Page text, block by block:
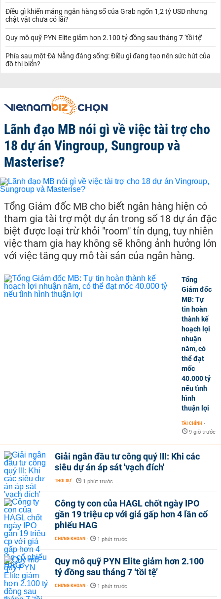
Điều gì khiến mảng ngân hàng số của Grab ngốn 1,2 tỷ USD nhưng
chật vật chưa có lãi?
Quy mô quỹ PYN Elite giảm hơn 2.100 tỷ đồng sau tháng 7 ‘tồi tệ’
Phía sau một Đà Nẵng đáng sống: Điều gì đang tạo nên sức hút của
đô thị biển?
Lãnh đạo MB nói gì về việc tài trợ cho
18 dự án Vingroup, Sungroup và
Masterise?
Tổng Giám đốc MB cho biết ngân hàng hiện có
tham gia tài trợ một dự án trong số 18 dự án đặc
biệt được loại trừ khỏi "room" tín dụng, tuy nhiên
việc tham gia hay không sẽ không ảnh hưởng lớn
với việc tăng quy mô tài sản của ngân hàng.
Tổng
Giám đốc
MB: Tự
tin hoàn
thành kế
hoạch lợi
nhuận
năm, có
thể đạt
mốc
40.000 tỷ
nếu tình
hình
thuận lợi
TÀI CHÍNH -
9 giờ trước
Giải ngân đầu tư công quý III: Khi các
siêu dự án áp sát 'vạch đích'
THỜI SỰ - 1 phút trước
Công ty con của HAGL chốt ngày IPO
gần 19 triệu cp với giá gấp hơn 4 lần cổ
phiếu HAG
CHỨNG KHOÁN - 1 phút trước
Quy mô quỹ PYN Elite giảm hơn 2.100
tỷ đồng sau tháng 7 ‘tồi tệ’
CHỨNG KHOÁN - 1 phút trước